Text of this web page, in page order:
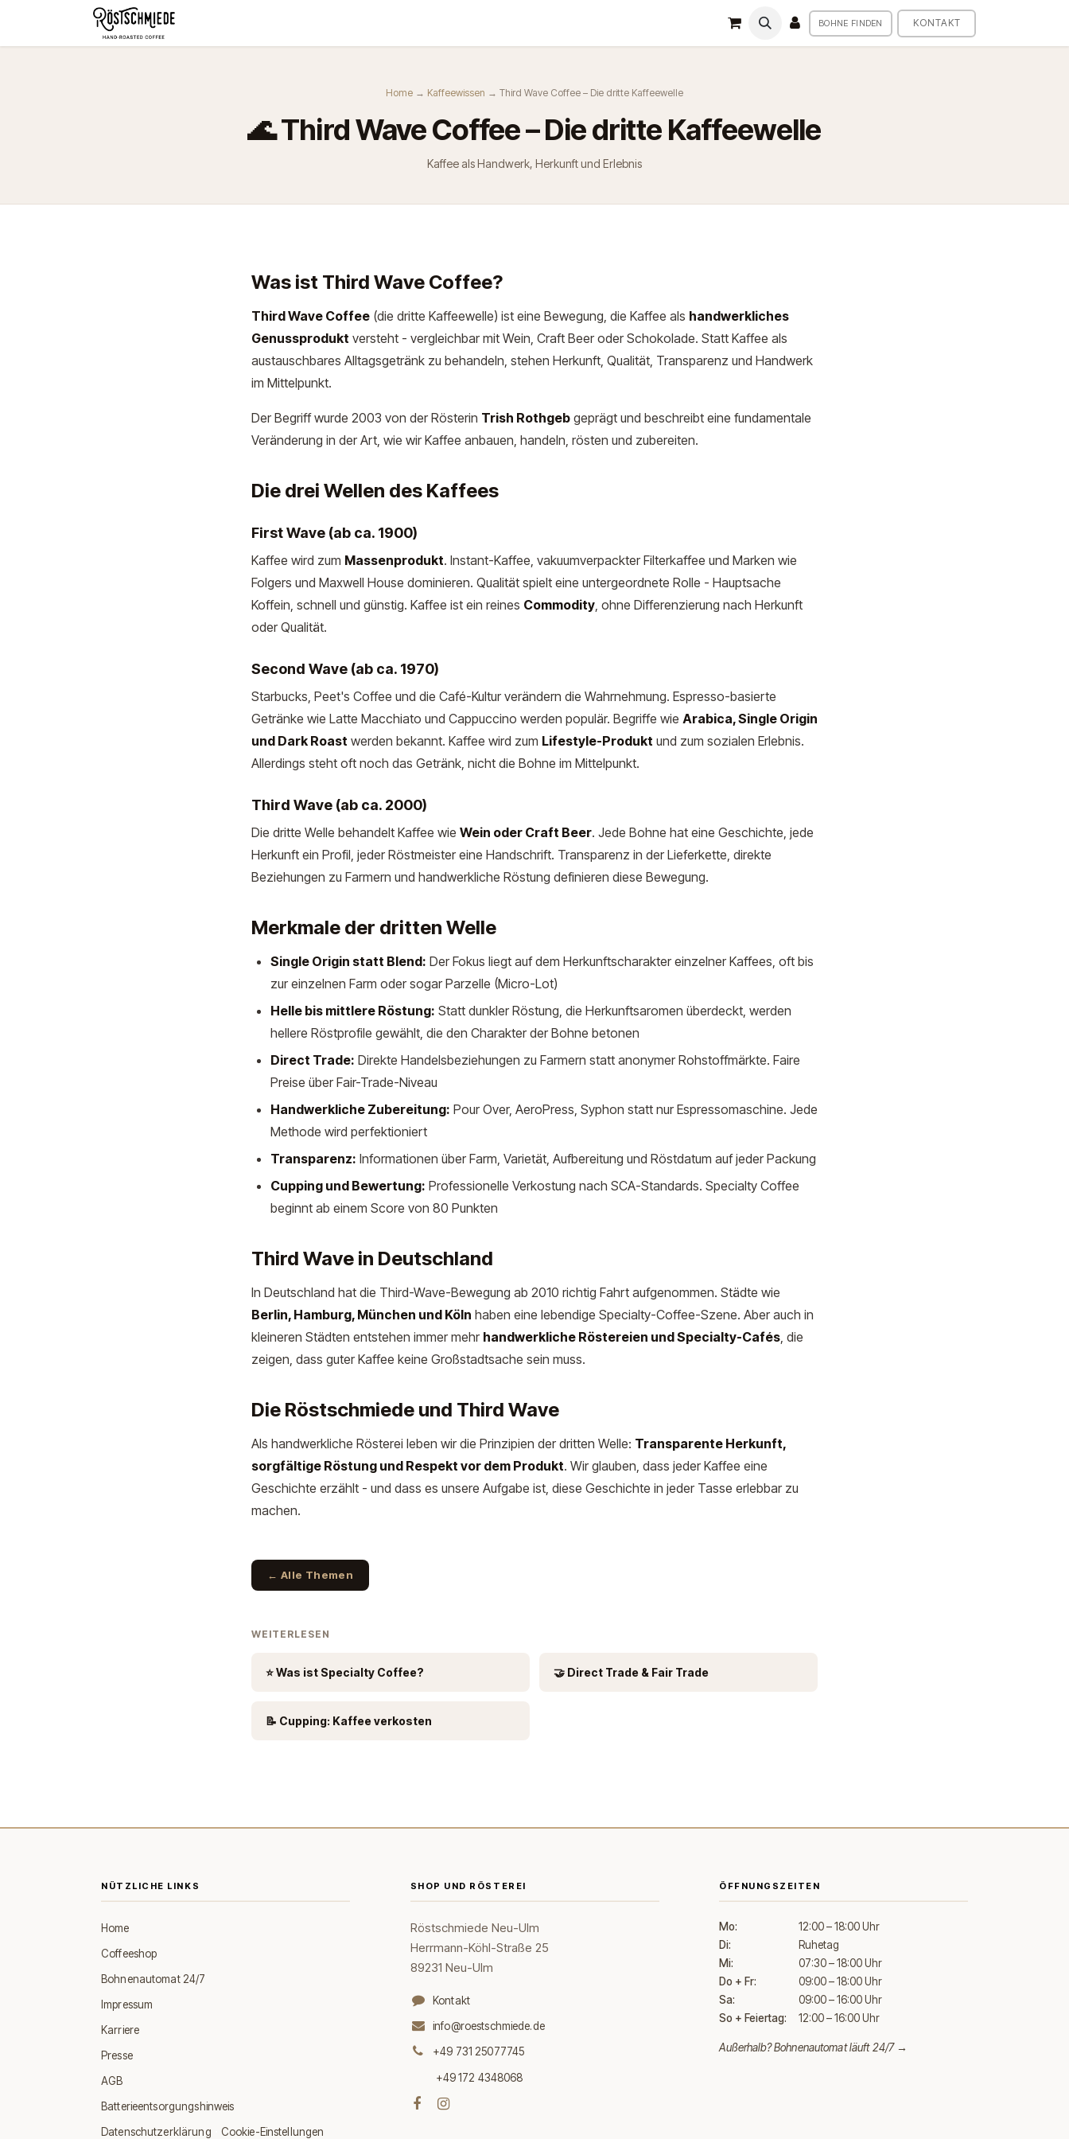
Zum Inhalt springen
BOHNE FINDEN KONTAKT
Home → Kaffeewissen → Third Wave Coffee – Die dritte Kaffeewelle
🌊 Third Wave Coffee – Die dritte Kaffeewelle
Kaffee als Handwerk, Herkunft und Erlebnis
Was ist Third Wave Coffee?
Third Wave Coffee (die dritte Kaffeewelle) ist eine Bewegung, die Kaffee als handwerkliches
Genussprodukt versteht - vergleichbar mit Wein, Craft Beer oder Schokolade. Statt Kaffee als
austauschbares Alltagsgetränk zu behandeln, stehen Herkunft, Qualität, Transparenz und Handwerk
im Mittelpunkt.
Der Begriff wurde 2003 von der Rösterin Trish Rothgeb geprägt und beschreibt eine fundamentale
Veränderung in der Art, wie wir Kaffee anbauen, handeln, rösten und zubereiten.
Die drei Wellen des Kaffees
First Wave (ab ca. 1900)
Kaffee wird zum Massenprodukt. Instant-Kaffee, vakuumverpackter Filterkaffee und Marken wie
Folgers und Maxwell House dominieren. Qualität spielt eine untergeordnete Rolle - Hauptsache
Koffein, schnell und günstig. Kaffee ist ein reines Commodity, ohne Differenzierung nach Herkunft
oder Qualität.
Second Wave (ab ca. 1970)
Starbucks, Peet's Coffee und die Café-Kultur verändern die Wahrnehmung. Espresso-basierte
Getränke wie Latte Macchiato und Cappuccino werden populär. Begriffe wie Arabica, Single Origin
und Dark Roast werden bekannt. Kaffee wird zum Lifestyle-Produkt und zum sozialen Erlebnis.
Allerdings steht oft noch das Getränk, nicht die Bohne im Mittelpunkt.
Third Wave (ab ca. 2000)
Die dritte Welle behandelt Kaffee wie Wein oder Craft Beer. Jede Bohne hat eine Geschichte, jede
Herkunft ein Profil, jeder Röstmeister eine Handschrift. Transparenz in der Lieferkette, direkte
Beziehungen zu Farmern und handwerkliche Röstung definieren diese Bewegung.
Merkmale der dritten Welle
Single Origin statt Blend: Der Fokus liegt auf dem Herkunftscharakter einzelner Kaffees, oft bis
zur einzelnen Farm oder sogar Parzelle (Micro-Lot)
Helle bis mittlere Röstung: Statt dunkler Röstung, die Herkunftsaromen überdeckt, werden
hellere Röstprofile gewählt, die den Charakter der Bohne betonen
Direct Trade: Direkte Handelsbeziehungen zu Farmern statt anonymer Rohstoffmärkte. Faire
Preise über Fair-Trade-Niveau
Handwerkliche Zubereitung: Pour Over, AeroPress, Syphon statt nur Espressomaschine. Jede
Methode wird perfektioniert
Transparenz: Informationen über Farm, Varietät, Aufbereitung und Röstdatum auf jeder Packung
Cupping und Bewertung: Professionelle Verkostung nach SCA-Standards. Specialty Coffee
beginnt ab einem Score von 80 Punkten
Third Wave in Deutschland
In Deutschland hat die Third-Wave-Bewegung ab 2010 richtig Fahrt aufgenommen. Städte wie
Berlin, Hamburg, München und Köln haben eine lebendige Specialty-Coffee-Szene. Aber auch in
kleineren Städten entstehen immer mehr handwerkliche Röstereien und Specialty-Cafés, die
zeigen, dass guter Kaffee keine Großstadtsache sein muss.
Die Röstschmiede und Third Wave
Als handwerkliche Rösterei leben wir die Prinzipien der dritten Welle: Transparente Herkunft,
sorgfältige Röstung und Respekt vor dem Produkt. Wir glauben, dass jeder Kaffee eine
Geschichte erzählt - und dass es unsere Aufgabe ist, diese Geschichte in jeder Tasse erlebbar zu
machen.
← Alle Themen
WEITERLESEN
⭐ Was ist Specialty Coffee? 🤝 Direct Trade & Fair Trade
📝 Cupping: Kaffee verkosten
NÜTZLICHE LINKS
Home
Coffeeshop
Bohnenautomat 24/7
Impressum
Karriere
Presse
AGB
Batterieentsorgungshinweis
Datenschutzerklärung
Cookie-Einstellungen
SHOP UND RÖSTEREI
Röstschmiede Neu-Ulm
Herrmann-Köhl-Straße 25
89231 Neu-Ulm
Kontakt
info@roestschmiede.de
+49 731 25077745
+49 172 4348068
ÖFFNUNGSZEITEN
Mo:
12:00 – 18:00 Uhr
Di:
Ruhetag
Mi:
07:30 – 18:00 Uhr
Do + Fr:
09:00 – 18:00 Uhr
Sa:
09:00 – 16:00 Uhr
So + Feiertag:
12:00 – 16:00 Uhr
Außerhalb?Bohnenautomat läuft 24/7 →